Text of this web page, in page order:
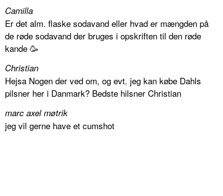
Camilla
Er det alm. flaske sodavand eller hvad er mængden på
de røde sodavand der bruges i opskriften til den røde
kande 🥳
Christian
Hejsa Nogen der ved om, og evt. jeg kan købe Dahls
pilsner her i Danmark? Bedste hilsner Christian
marc axel møtrik
jeg vil gerne have et cumshot